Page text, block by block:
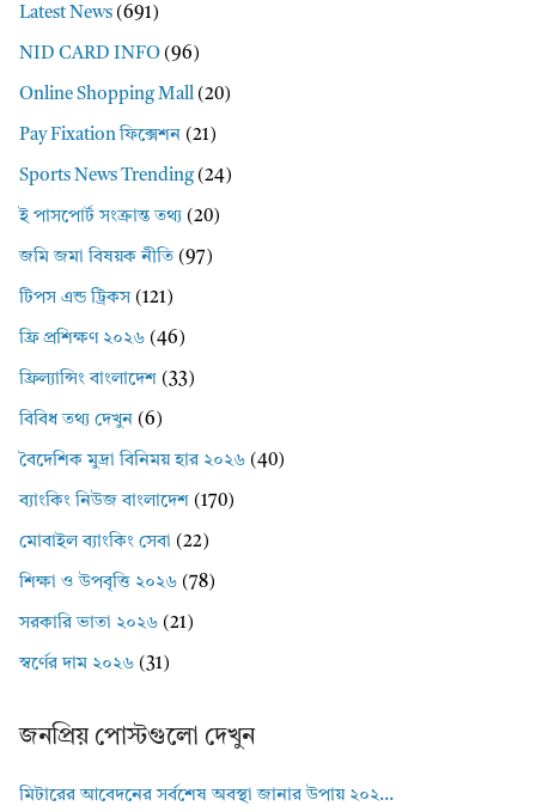
Latest News (691)
NID CARD INFO (96)
Online Shopping Mall (20)
Pay Fixation ফিক্সেশন (21)
Sports News Trending(24)
ই পাসপোর্ট সংক্রান্ত তথ্য (20)
জমি জমা বিষয়ক নীতি (97)
টিপস এন্ড ট্রিকস (121)
ফ্রি প্রশিক্ষণ ২০২৬ (46)
ফ্রিল্যান্সিং বাংলাদেশ (33)
বিবিধ তথ্য দেখুন (6)
বৈদেশিক মুদ্রা বিনিময় হার ২০২৬ (40)
ব্যাংকিং নিউজ বাংলাদেশ (170)
মোবাইল ব্যাংকিং সেবা (22)
শিক্ষা ও উপবৃত্তি ২০২৬ (78)
সরকারি ভাতা ২০২৬ (21)
স্বর্ণের দাম ২০২৬ (31)
জনপ্রিয় পোস্টগুলো দেখুন
মিটারের আবেদনের সর্বশেষ অবস্থা জানার উপায় ২০২...